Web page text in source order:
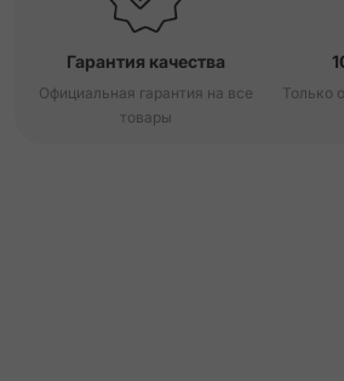
Гарантия качества
Официальная гарантия на все
товары
Только